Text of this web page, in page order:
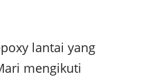
lantai yang
mengikuti